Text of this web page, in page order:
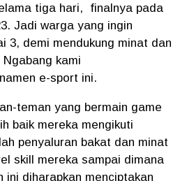
tiga hari, finalnya pada
Jadi warga yang ingin
3, demi mendukung minat dan
kami
e-sport ini.
teman yang bermain game
baik mereka mengikuti
penyaluran bakat dan minat
skill mereka sampai dimana
ini diharapkan menciptakan